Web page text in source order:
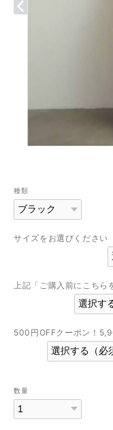
種類
サイズをお選びください
上記「ご購入前にこち
500円OFFクーポン！
数量